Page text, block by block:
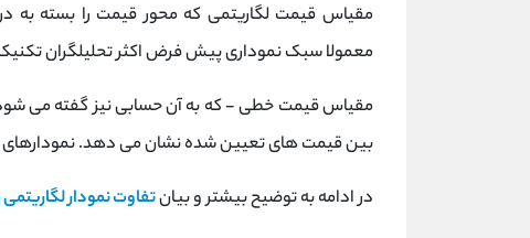
مقیاس قیمت لگاریتمی که محور قیمت را بسته
معمولا سبک نموداری پیش فرض اکثر تحلیلگران
مقیاس قیمت خطی - که به آن حسابی نیز گفته می
بین قیمت های تعیین شده نشان می دهد.
در ادامه به توضیح بیشتر و بیانتفاوت نمودار